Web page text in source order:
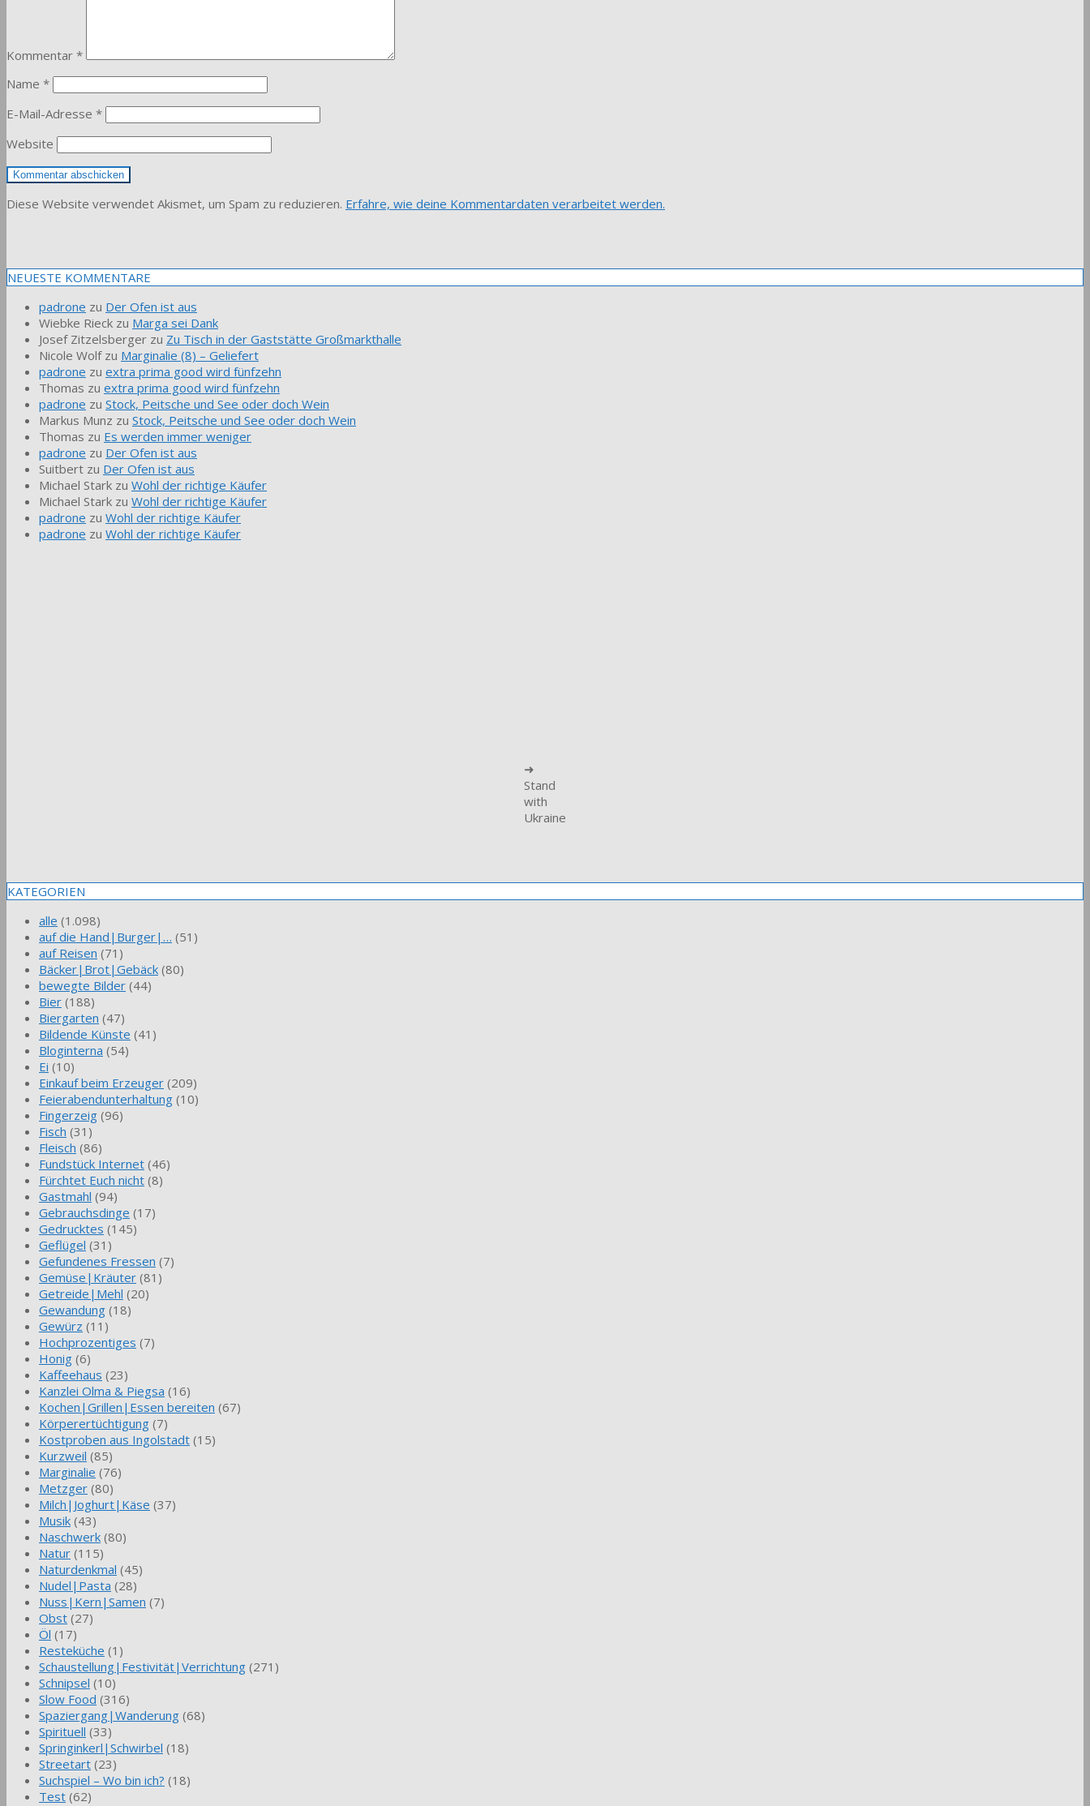
Kommentar *
Name *
E-Mail-Adresse *
Website
Diese Website verwendet Akismet, um Spam zu reduzieren. Erfahre, wie deine Kommentardaten verarbeitet werden.
NEUESTE KOMMENTARE
padrone zu Der Ofen ist aus
Wiebke Rieck zu Marga sei Dank
Josef Zitzelsberger zu Zu Tisch in der Gaststätte Großmarkthalle
Nicole Wolfzu Marginalie (8) – Geliefert
padrone zu extra prima good wird fünfzehn
Thomas zu extra prima good wird fünfzehn
padrone zu Stock, Peitsche und See oder doch Wein
Markus Munz zu Stock, Peitsche und See oder doch Wein
Thomas zu Es werden immer weniger
padrone zu Der Ofen ist aus
Suitbert zu Der Ofen ist aus
Michael Stark zu Wohl der richtige Käufer
Michael Stark zu Wohl der richtige Käufer
padrone zu Wohl der richtige Käufer
padrone zu Wohl der richtige Käufer
➜
Stand
with
Ukraine
KATEGORIEN
alle (1.098)
auf die Hand|Burger|… (51)
auf Reisen (71)
Bäcker|Brot|Gebäck (80)
bewegte Bilder (44)
Bier (188)
Biergarten (47)
Bildende Künste (41)
Bloginterna (54)
Ei (10)
Einkauf beim Erzeuger (209)
Feierabendunterhaltung (10)
Fingerzeig (96)
Fisch (31)
Fleisch (86)
Fundstück Internet (46)
Fürchtet Euch nicht (8)
Gastmahl (94)
Gebrauchsdinge (17)
Gedrucktes (145)
Geflügel (31)
Gefundenes Fressen (7)
Gemüse|Kräuter (81)
Getreide|Mehl (20)
Gewandung (18)
Gewürz (11)
Hochprozentiges (7)
Honig (6)
Kaffeehaus (23)
Kanzlei Olma & Piegsa (16)
Kochen|Grillen|Essen bereiten (67)
Körperertüchtigung (7)
Kostproben aus Ingolstadt (15)
Kurzweil (85)
Marginalie (76)
Metzger (80)
Milch|Joghurt|Käse (37)
Musik (43)
Naschwerk (80)
Natur (115)
Naturdenkmal (45)
Nudel|Pasta (28)
Nuss|Kern|Samen (7)
Obst (27)
Öl (17)
Resteküche (1)
Schaustellung|Festivität|Verrichtung (271)
Schnipsel (10)
Slow Food (316)
Spaziergang|Wanderung (68)
Spirituell (33)
Springinkerl|Schwirbel (18)
Streetart (23)
Suchspiel – Wo bin ich? (18)
Test (62)